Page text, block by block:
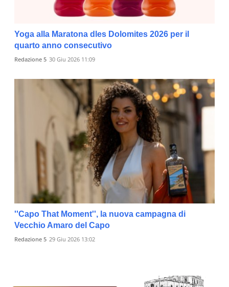
Yoga alla Maratona dles Dolomites 2026 per il
quarto anno consecutivo
Redazione 5 30 Giu 2026 11:09
''Capo That Moment'', la nuova campagna di
Vecchio Amaro del Capo
Redazione 5 29 Giu 2026 13:02